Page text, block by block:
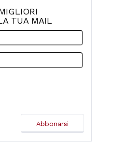
TUA MAIL